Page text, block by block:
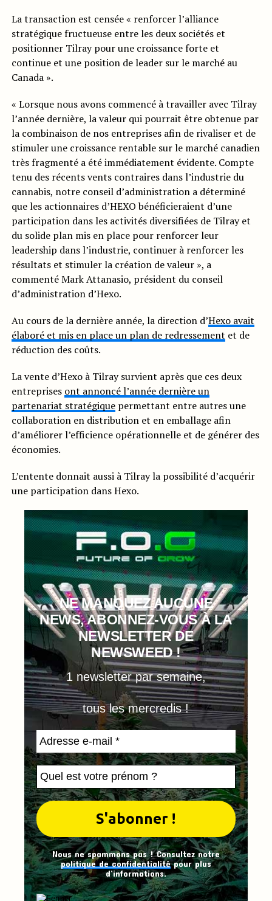
La transaction est censée « renforcer l’alliance
stratégique fructueuse entre les deux sociétés et
positionner Tilray pour une croissance forte et
continue et une position de leader sur le marché au
Canada ».
« Lorsque nous avons commencé à travailler avec Tilray
l’année dernière, la valeur qui pourrait être obtenue par
la combinaison de nos entreprises afin de rivaliser et de
stimuler une croissance rentable sur le marché canadien
très fragmenté a été immédiatement évidente. Compte
tenu des récents vents contraires dans l’industrie du
cannabis, notre conseil d’administration a déterminé
que les actionnaires d’HEXO bénéficieraient d’une
participation dans les activités diversifiées de Tilray et
du solide plan mis en place pour renforcer leur
leadership dans l’industrie, continuer à renforcer les
résultats et stimuler la création de valeur », a
commenté Mark Attanasio, président du conseil
d’administration d’Hexo.
Au cours de la dernière année, la direction d’Hexo avait
élaboré et mis en place un plan de redressement et de
réduction des coûts.
La vente d’Hexo à Tilray survient après que ces deux
entreprises ont annoncé l’année dernière un
partenariat stratégiquepermettant entre autres une
collaboration en distribution et en emballage afin
d’améliorer l’efficience opérationnelle et de générer des
économies.
L’entente donnait aussi à Tilray la possibilité d’acquérir
une participation dans Hexo.
NE MANQUEZ AUCUNE
NEWS, ABONNEZ-VOUS À LA
NEWSLETTER DE
NEWSWEED !
1 newsletter par semaine,
tous les mercredis !
Nous ne spammons pas ! Consultez notre
politique de confidentialitépour plus
d’informations.